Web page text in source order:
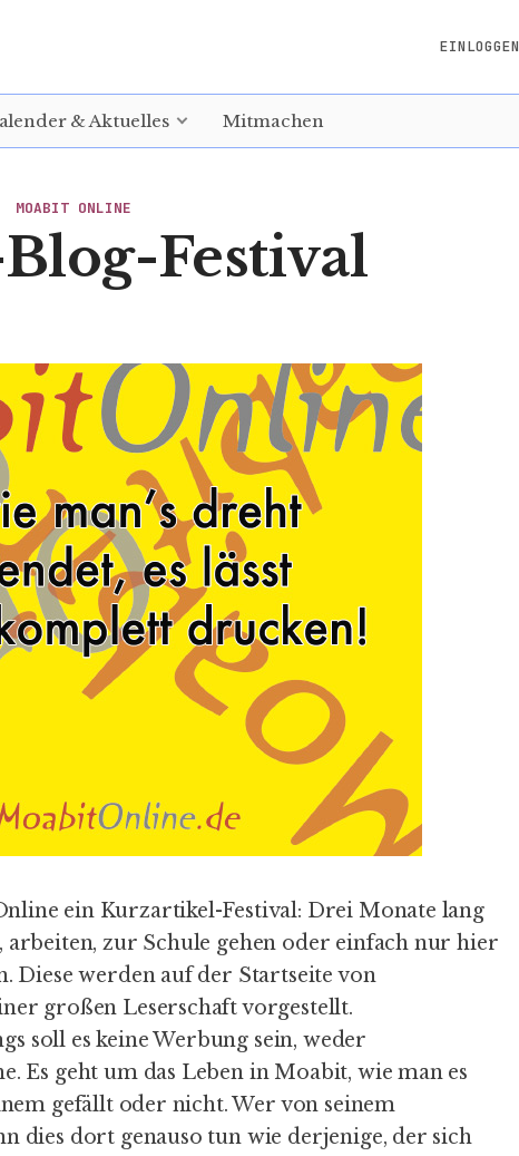
EINLOGGEN
& Aktuelles Mitmachen
MOABIT ONLINE
Festival
ein Kurzartikel-Festival: Drei Monate lang
zur Schule gehen oder einfach nur hier
Diese werden auf der Startseite von
großen Leserschaft vorgestellt.
soll es keine Werbung sein, weder
Es geht um das Leben in Moabit, wie man es
gefällt oder nicht. Wer von seinem
dies dort genauso tun wie derjenige, der sich